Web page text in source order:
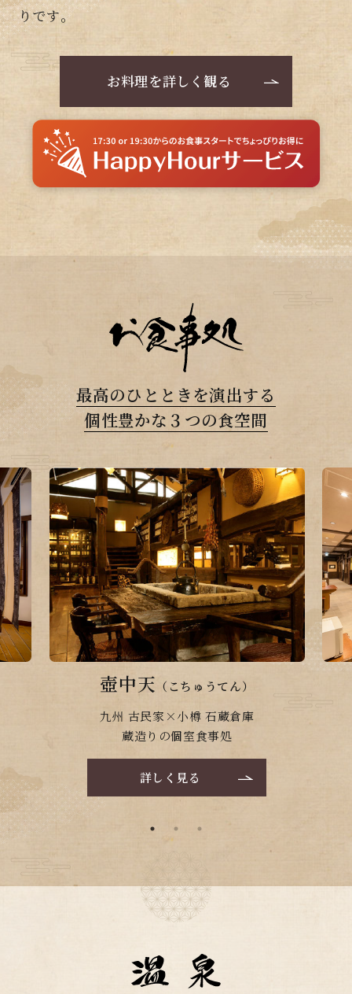
りです。
お料理を詳しく観る
最高のひとときを演出する
個性豊かな３つの食空間
壺中天 （こちゅうてん）
九州 古民家×小樽 石蔵倉庫
蔵造りの個室食事処
詳しく見る